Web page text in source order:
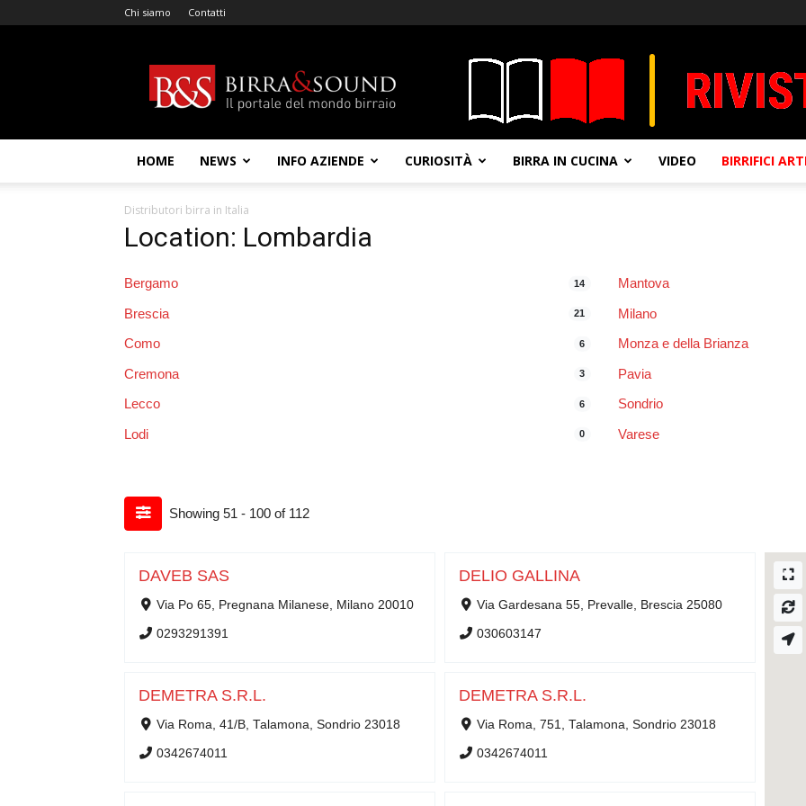
Chi siamo Contatti
&
Sound
HOME NEWS INFO AZIENDE CURIOSITÀ BIRRA IN CUCINA VIDEO BIRRIFICI
Distributori birra in Italia
Location: Lombardia
Bergamo 14
Brescia 21
Como 6
Cremona 3
Lecco 6
Lodi 0
Mantova
Milano
Monza e della Brianza
Pavia
Sondrio
Varese
Showing 51 - 100 of 112
DAVEB SAS
Via Po 65, Pregnana Milanese, Milano 20010
0293291391
DELIO GALLINA
Via Gardesana 55, Prevalle, Brescia 25080
030603147
DEMETRA S.R.L.
Via Roma, 41/B, Talamona, Sondrio 23018
0342674011
DEMETRA S.R.L.
Via Roma, 751, Talamona, Sondrio 23018
0342674011